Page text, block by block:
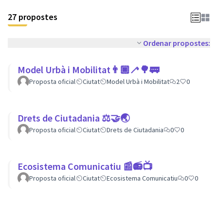
27 propostes
Ordenar propostes:
Model Urbà i Mobilitat👨🏿‍🦯🌳🚃
Proposta oficial Ciutat Model Urbà i Mobilitat 2 0
Drets de Ciutadania ⚖️🤝🌏
Proposta oficial Ciutat Drets de Ciutadania 0 0
Ecosistema Comunicatiu 📰📻📺
Proposta oficial Ciutat Ecosistema Comunicatiu 0 0